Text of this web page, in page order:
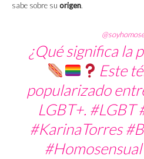
sabe sobre su origen.
¿Qué significa la
Este
popularizado
LGBT+. #LGBT
#KarinaTorres
#Homosensual